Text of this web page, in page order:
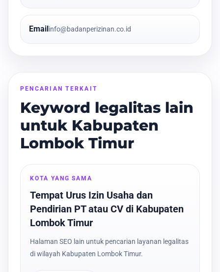
Email info@badanperizinan.co.id
PENCARIAN TERKAIT
Keyword legalitas lain
untuk Kabupaten
Lombok Timur
KOTA YANG SAMA
Tempat Urus Izin Usaha dan
Pendirian PT atau CV di Kabupaten
Lombok Timur
Halaman SEO lain untuk pencarian layanan legalitas
di wilayah Kabupaten Lombok Timur.